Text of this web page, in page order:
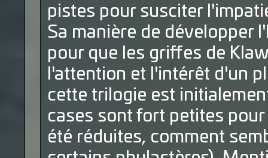
pistes pour susciter
Sa manière de développer
pour que les griffes de
l'attention et l'intérêt d'un
cette trilogie est
cases sont fort petites
été réduites, comment